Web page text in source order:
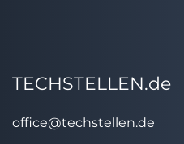
TECHSTELLEN.de
office@techstellen.de